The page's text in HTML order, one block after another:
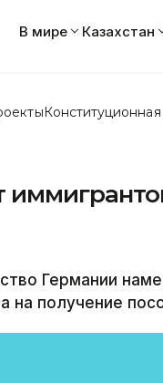
В мире Казахстан
Германии
на получение